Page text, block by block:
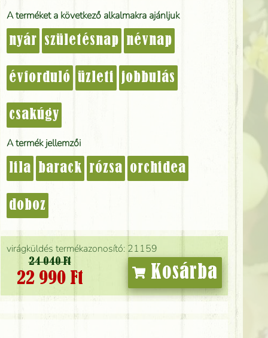
virágküldés termékazonosító: 21159
24 040 Ft
22 990 Ft Kosárba
A terméket a következő alkalmakra ajánljuk
nyár születésnap névnap
évforduló üzleti jobbulás
csakúgy
A termék jellemzői
lila barack rózsa orchidea
doboz